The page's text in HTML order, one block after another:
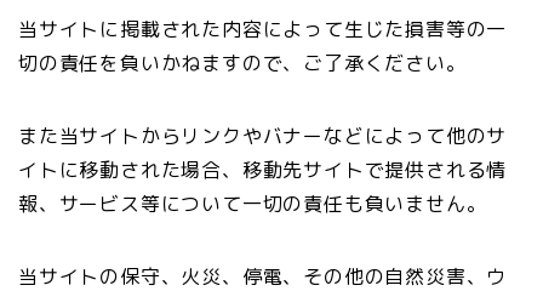
当サイトに掲載された内容によって生じた損害等の一
切の責任を負いかねますので、ご了承ください。
また当サイトからリンクやバナーなどによって他のサ
イトに移動された場合、移動先サイトで提供される情
報、サービス等について一切の責任も負いません。
当サイトの保守、火災、停電、その他の自然災害、ウ